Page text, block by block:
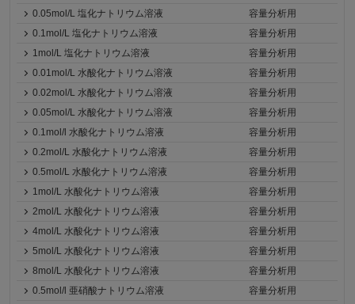
0.05mol/L 塩化ナトリウム溶液
容量分析用
0.1mol/L 塩化ナトリウム溶液
容量分析用
1mol/L 塩化ナトリウム溶液
容量分析用
0.01mol/L 水酸化ナトリウム溶液
容量分析用
0.02mol/L 水酸化ナトリウム溶液
容量分析用
0.05mol/L 水酸化ナトリウム溶液
容量分析用
0.1mol/l 水酸化ナトリウム溶液
容量分析用
0.2mol/L 水酸化ナトリウム溶液
容量分析用
0.5mol/L 水酸化ナトリウム溶液
容量分析用
1mol/L 水酸化ナトリウム溶液
容量分析用
2mol/L 水酸化ナトリウム溶液
容量分析用
4mol/L 水酸化ナトリウム溶液
容量分析用
5mol/L 水酸化ナトリウム溶液
容量分析用
8mol/L 水酸化ナトリウム溶液
容量分析用
0.5mol/l 亜硝酸ナトリウム溶液
容量分析用